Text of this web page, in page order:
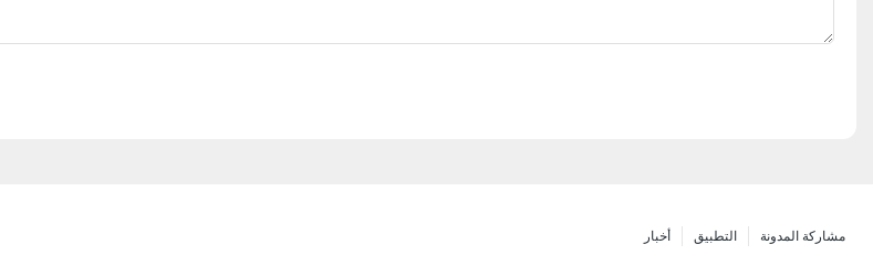
مشاركة المدونة التطبيق أخبار